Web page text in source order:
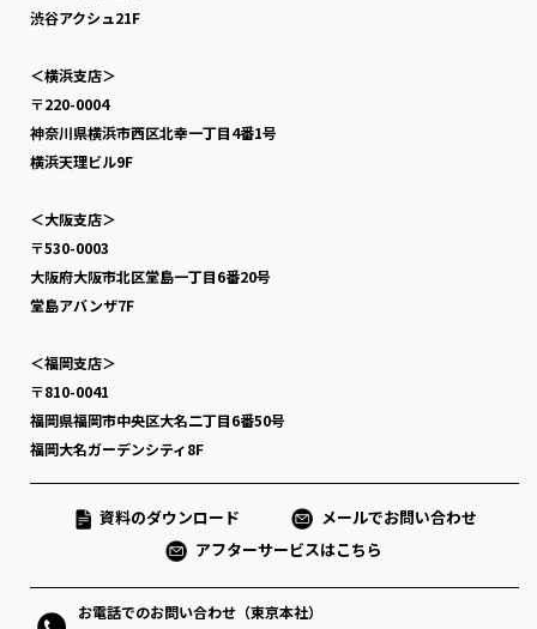
渋谷アクシュ21F
＜横浜支店＞
〒220-0004
神奈川県横浜市西区北幸一丁目4番1号
横浜天理ビル9F
＜大阪支店＞
〒530-0003
大阪府大阪市北区堂島一丁目6番20号
堂島アバンザ7F
＜福岡支店＞
〒810-0041
福岡県福岡市中央区大名二丁目6番50号
福岡大名ガーデンシティ8F
資料のダウンロード
メールでお問い合わせ
アフターサービスはこちら
お電話でのお問い合わせ（東京本社）